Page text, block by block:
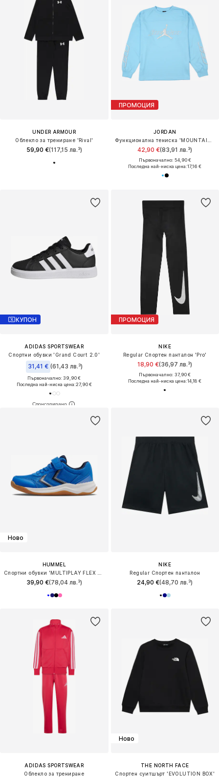
UNDER ARMOUR
Облекло за трениране 'Rival'
59,90 €(117,15 лв.³)
ПРОМОЦИЯ
JORDAN
42,90 €(83,91 лв.³)
Първоначално: 54,90 €
Последна най-ниска цена:17,16 €
КУПОН
ADIDAS SPORTSWEAR
Спортни обувки 'Grand Court 2.0'
31,41 € (61,43 лв.³)
Първоначално: 39,90 €
Последна най-ниска цена:27,90 €
ПРОМОЦИЯ
NIKE
Regular Спортен панталон 'Pro'
18,90 €(36,97 лв.³)
Първоначално: 37,90 €
Последна най-ниска цена:14,18 €
Ново
HUMMEL
39,90 €(78,04 лв.³)
NIKE
Regular Спортен панталон
24,90 €(48,70 лв.³)
ADIDAS SPORTSWEAR
Облекло за трениране
Ново
THE NORTH FACE
Спортен суитшърт 'EVOLUTION BOX'